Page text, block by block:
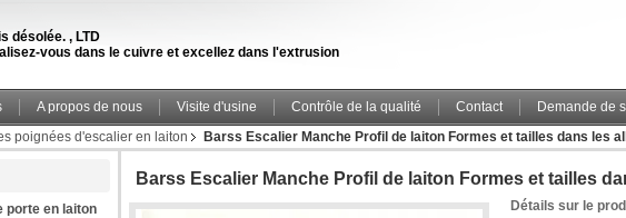
désolée. , LTD
vous dans le cuivre et excellez dans l'extrusion
A propos de nous Visite d'usine Contrôle de la qualité Contact
Demande de
poignées d'escalier en laiton Barss Escalier Manche Profil de laiton Formes et tailles dans les
porte en laiton
Barss Escalier Manche Profil de laiton Formes et tailles
Détails sur le